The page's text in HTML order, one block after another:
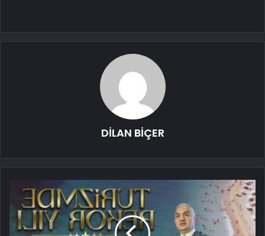
DİLAN BİÇER